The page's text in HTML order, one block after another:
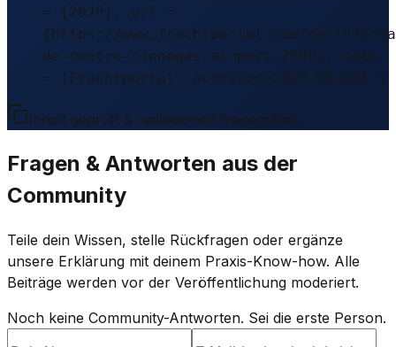
= {2026}, url =
{https://www.frachtportal.com/de/
de-cuatro-cienegas-airport-7899}, note
= {Frachtportal, accessed 2026-08-08} }
Inhalt geprüft & redaktionell freigegeben.
Fragen & Antworten aus der
Community
Teile dein Wissen, stelle Rückfragen oder ergänze
unsere Erklärung mit deinem Praxis-Know-how. Alle
Beiträge werden vor der Veröffentlichung moderiert.
Noch keine Community-Antworten. Sei die erste Person.